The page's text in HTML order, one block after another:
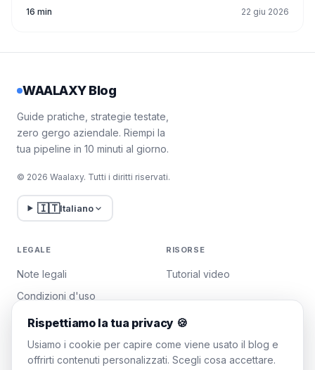
16 min 22 giu 2026
WAALAXY Blog
Guide pratiche, strategie testate,
zero gergo aziendale. Riempi la
tua pipeline in 10 minuti al giorno.
© 2026 Waalaxy. Tutti i diritti riservati.
🇮🇹Italiano
LEGALE
Note legali
Condizioni d'uso
Politica sulla privacy
Gestisci i cookie
RISORSE
Tutorial video
Rispettiamo la tua privacy 🍪
Usiamo i cookie per capire come viene usato il blog e
offrirti contenuti personalizzati. Scegli cosa accettare.